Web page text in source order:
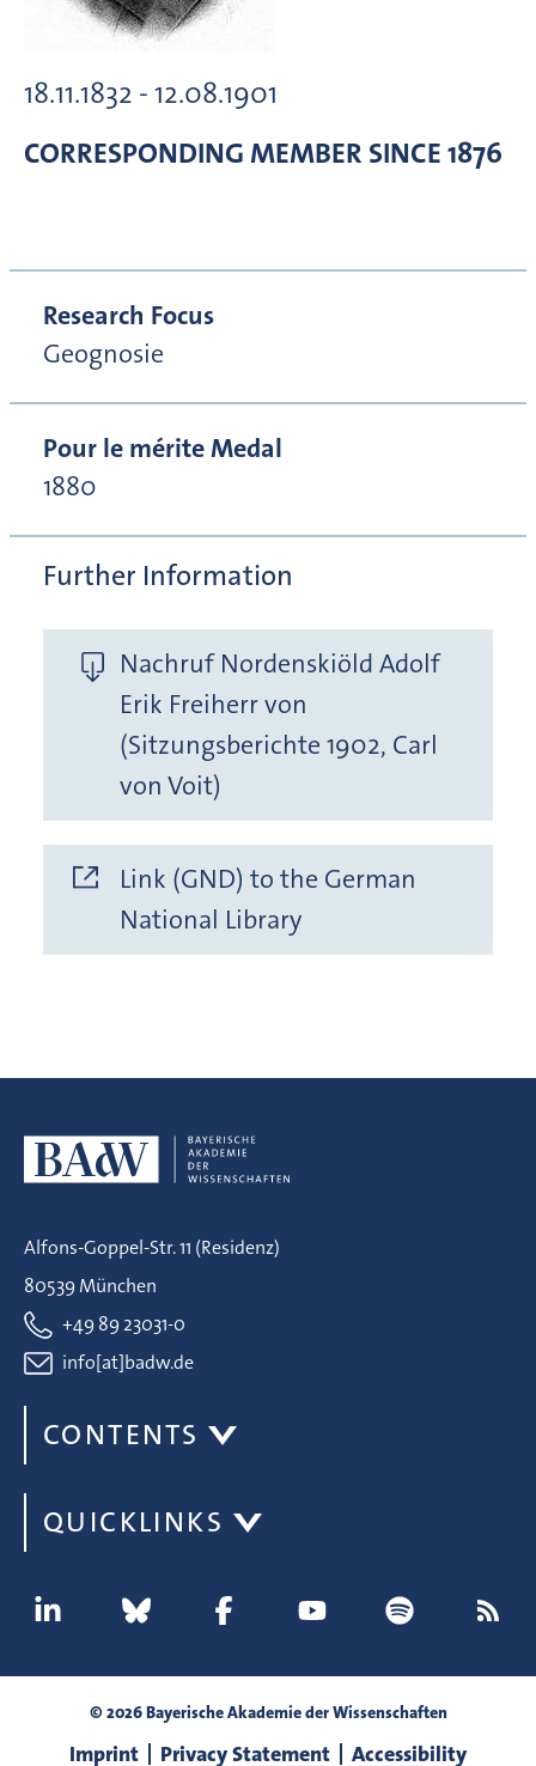
18.11.1832 - 12.08.1901
CORRESPONDING MEMBER SINCE 1876
Research Focus
Geognosie
Pour le mérite Medal
1880
Further Information
Nachruf Nordenskiöld Adolf
Erik Freiherr von
(Sitzungsberichte 1902, Carl
von Voit)
Link (GND) to the German
National Library
Alfons-Goppel-Str. 11 (Residenz)
80539 München
+49 89 23031-0
info[at]badw.de
CONTENTS
QUICKLINKS
© 2026 Bayerische Akademie der Wissenschaften
Imprint Privacy Statement Accessibility